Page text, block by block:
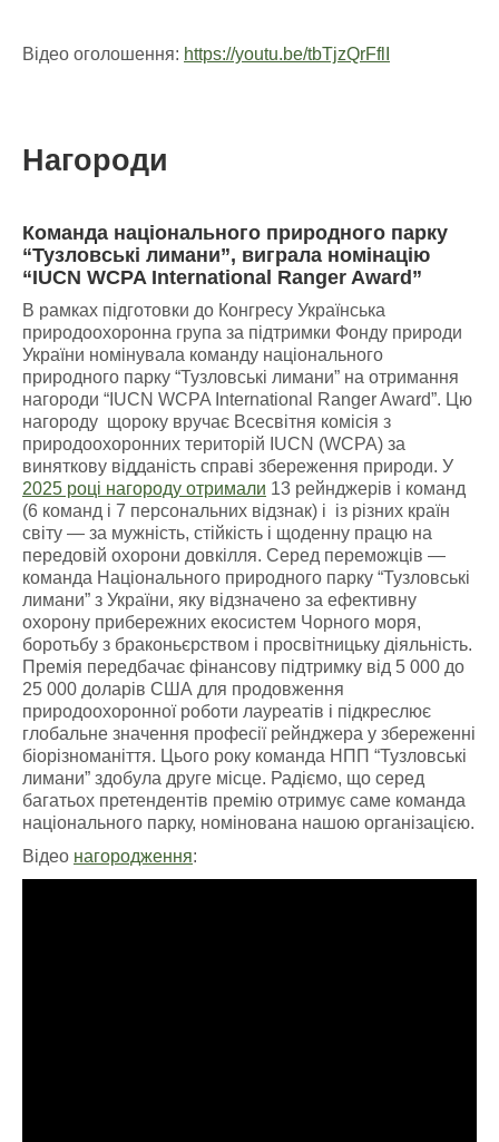
Відео оголошення: https://youtu.be/tbTjzQrFflI
Нагороди
Команда національного природного парку
“Тузловські лимани”, виграла номінацію
“IUCN WCPA International Ranger Award”
В рамках підготовки до Конгресу Українська
природоохоронна група за підтримки Фонду природи
України номінувала команду національного
природного парку “Тузловські лимани” на отримання
нагороди “IUCN WCPA International Ranger Award”. Цю
нагороду щороку вручає Всесвітня комісія з
природоохоронних територій IUCN (WCPA) за
виняткову відданість справі збереження природи. У
2025 році нагороду отримали 13 рейнджерів і команд
(6 команд і 7 персональних відзнак) і із різних країн
світу — за мужність, стійкість і щоденну працю на
передовій охорони довкілля. Серед переможців —
команда Національного природного парку “Тузловські
лимани” з України, яку відзначено за ефективну
охорону прибережних екосистем Чорного моря,
боротьбу з браконьєрством і просвітницьку діяльність.
Премія передбачає фінансову підтримку від 5 000 до
25 000 доларів США для продовження
природоохоронної роботи лауреатів і підкреслює
глобальне значення професії рейнджера у збереженні
біорізноманіття. Цього року команда НПП “Тузловські
лимани” здобула друге місце. Радіємо, що серед
багатьох претендентів премію отримує саме команда
національного парку, номінована нашою організацією.
Відео нагородження: